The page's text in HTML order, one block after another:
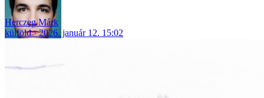
Herczeg Márk
külföld
2026. január 12. 15:02